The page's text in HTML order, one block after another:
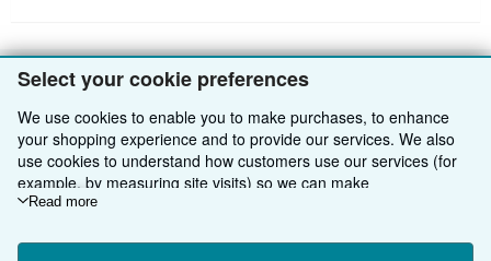
Select your cookie preferences
We use cookies to enable you to make purchases, to enhance
your shopping experience and to provide our services. We also
use cookies to understand how customers use our services (for
example, by measuring site visits) so we can make
improvements. If you agree, we'll also use third-party cookies to
Choose "Decline" to reject, or "Customise" to learn more. You can
Read more
BACK TO TOP
Shop With Us
Advanced Search
Sell With Us